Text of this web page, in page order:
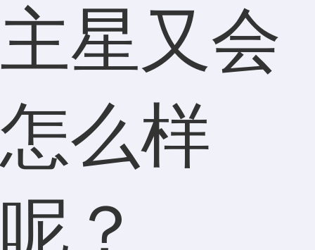
主星又会
怎么样
呢？